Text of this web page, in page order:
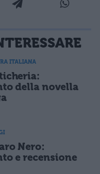
ITALIANA
della novella
Nero:
e recensione